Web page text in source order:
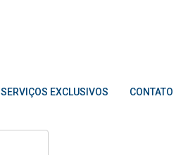
SERVIÇOS EXCLUSIVOS CONTATO